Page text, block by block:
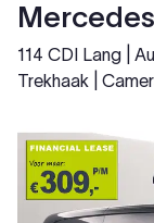
114 CDI Lang |
Trekhaak |